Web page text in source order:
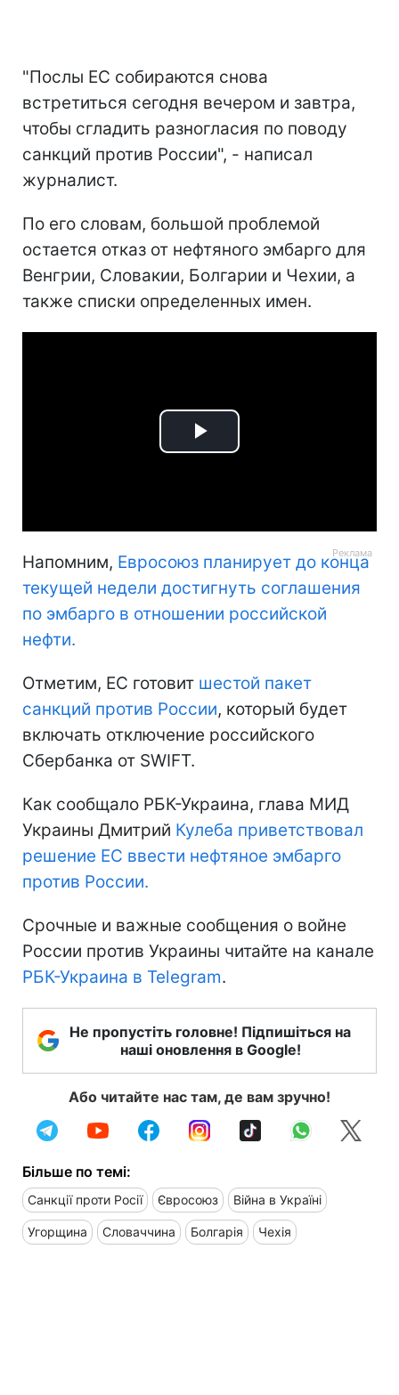
"Послы ЕС собираются снова
встретиться сегодня вечером и завтра,
чтобы сгладить разногласия по поводу
санкций против России", - написал
журналист.
По его словам, большой проблемой
остается отказ от нефтяного эмбарго для
Венгрии, Словакии, Болгарии и Чехии, а
также списки определенных имен.
Play
Напомним, Евросоюз планирует до конца
текущей недели достигнуть соглашения
по эмбарго в отношении российской
нефти.
Отметим, ЕС готовит шестой пакет
санкций против России, который будет
включать отключение российского
Сбербанка от SWIFT.
Как сообщало РБК-Украина, глава МИД
Украины Дмитрий Кулеба приветствовал
решение ЕС ввести нефтяное эмбарго
против России.
Срочные и важные сообщения о войне
России против Украины читайте на канале
РБК-Украина в Telegram.
Не пропустіть головне! Підпишіться на
наші оновлення в Google!
Або читайте нас там, де вам зручно!
Більше по темі:
Санкції проти Росії Євросоюз Війна в Україні
Угорщина Словаччина Болгарія Чехія